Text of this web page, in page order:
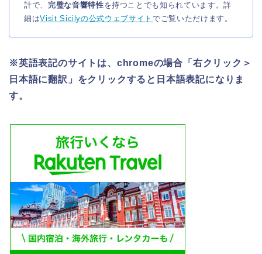
計で、 完璧な音響特性を持つことでも知られています。詳
細はVisit Sicilyの公式ウェブサイト でご覧いただけます。
※英語表記のサイトは、chromeの場合「右クリック＞
日本語に翻訳」をクリックすると日本語表記になりま
す。